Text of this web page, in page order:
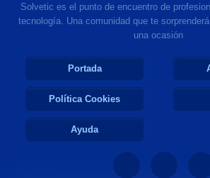
Solvetic es el punto de encuentro de
tecnología. Una comunidad que te
una ocasión
Portada
Política Cookies
Ayuda